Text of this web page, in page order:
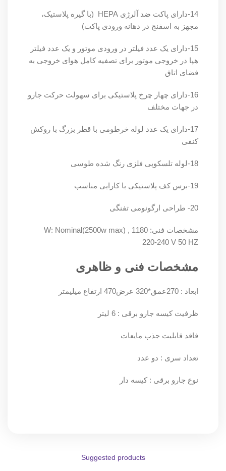
14-دارای پاکت ضد آلرژی HEPA (با گیره پلاستیک،
مجهز به اسفنج در دهانه ورودی پاکت)
15-دارای یک عدد فیلتر در ورودی موتور و یک عدد فیلتر
هپا در خروجی موتور برای تصفیه کامل هوای خروجی به
فضای اتاق
16-دارای چهار چرخ پلاستیکی برای سهولت حرکت جارو
در جهات مختلف
17-دارای یک عدد لوله خرطومی با قطر بزرگ با روکش
کنفی
18-لوله تلسکوپی فلزی رنگ شده طوسی
19-برس کف پلاستیکی با کارایی مناسب
20- طراحی ارگونومی تفنگی
مشخصات فنی: 1180 W: Nominal(2500w max) ,
220-240 V 50 HZ
مشخصات فنی و ظاهری
ابعاد : 270عمق*320 عرض470 ارتفاع میلیمتر
ظرفیت کیسه جارو برقی : 6 لیتر
فاقد قابلیت جذب مایعات
تعداد سری : دو عدد
نوع جارو برقی : کیسه دار
Suggested products